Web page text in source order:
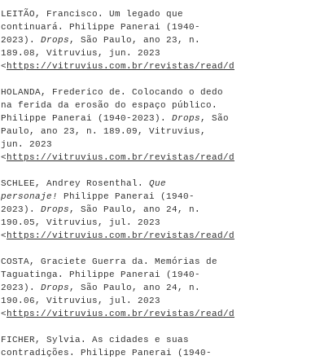
LEITÃO, Francisco. Um legado que
continuará. Philippe Panerai (1940-
2023). Drops , São Paulo, ano 23, n.
189.08, Vitruvius, jun. 2023
< https://vitruvius.com.br/revistas/read/drops/23.189/8896
HOLANDA, Frederico de. Colocando o dedo
na ferida da erosão do espaço público.
Philippe Panerai (1940-2023). Drops , São
Paulo, ano 23, n. 189.09, Vitruvius,
jun. 2023
< https://vitruvius.com.br/revistas/read/drops/23.189/8897
SCHLEE, Andrey Rosenthal. Que
personaje!
Philippe Panerai (1940-
2023). Drops , São Paulo, ano 24, n.
190.05, Vitruvius, jul. 2023
< https://vitruvius.com.br/revistas/read/drops/24.190/8898
COSTA, Graciete Guerra da. Memórias de
Taguatinga. Philippe Panerai (1940-
2023). Drops , São Paulo, ano 24, n.
190.06, Vitruvius, jul. 2023
< https://vitruvius.com.br/revistas/read/drops/24.190/8899
FICHER, Sylvia. As cidades e suas
contradições. Philippe Panerai (1940-